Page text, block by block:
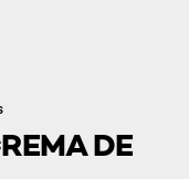
DE